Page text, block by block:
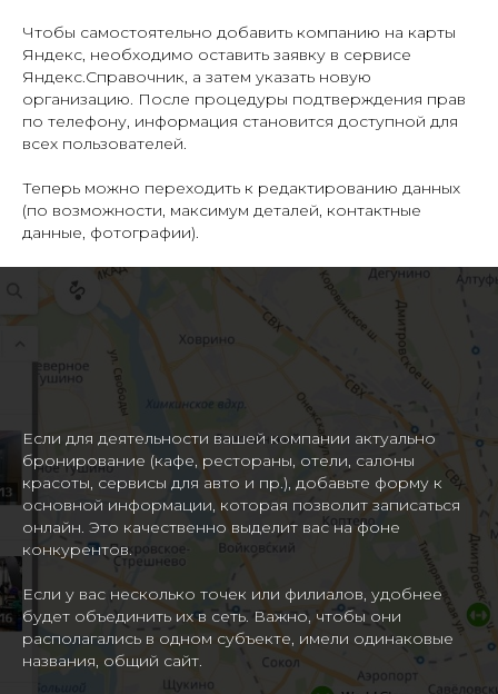
Чтобы самостоятельно добавить компанию на карты
Яндекс, необходимо оставить заявку в сервисе
Яндекс.Справочник, а затем указать новую
организацию. После процедуры подтверждения прав
по телефону, информация становится доступной для
всех пользователей.
Теперь можно переходить к редактированию данных
(по возможности, максимум деталей, контактные
данные, фотографии).
Если для деятельности вашей компании актуально
бронирование (кафе, рестораны, отели, салоны
красоты, сервисы для авто и пр.), добавьте форму к
основной информации, которая позволит записаться
онлайн. Это качественно выделит вас на фоне
конкурентов.
Если у вас несколько точек или филиалов, удобнее
будет объединить их в сеть. Важно, чтобы они
располагались в одном субъекте, имели одинаковые
названия, общий сайт.